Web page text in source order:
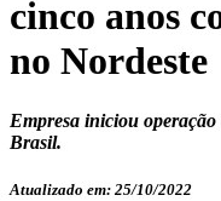
cinco anos
no Nordeste
Empresa iniciou
Brasil.
Atualizado em: 25/10/2022